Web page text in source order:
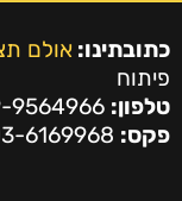
כתובתינו: אולם
פיתוח
טלפון:
פקס: